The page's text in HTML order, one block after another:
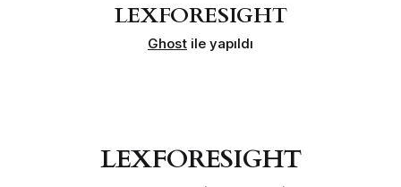
LEXFORESIGHT
Ghost ile yapıldı
LEXFORESIGHT